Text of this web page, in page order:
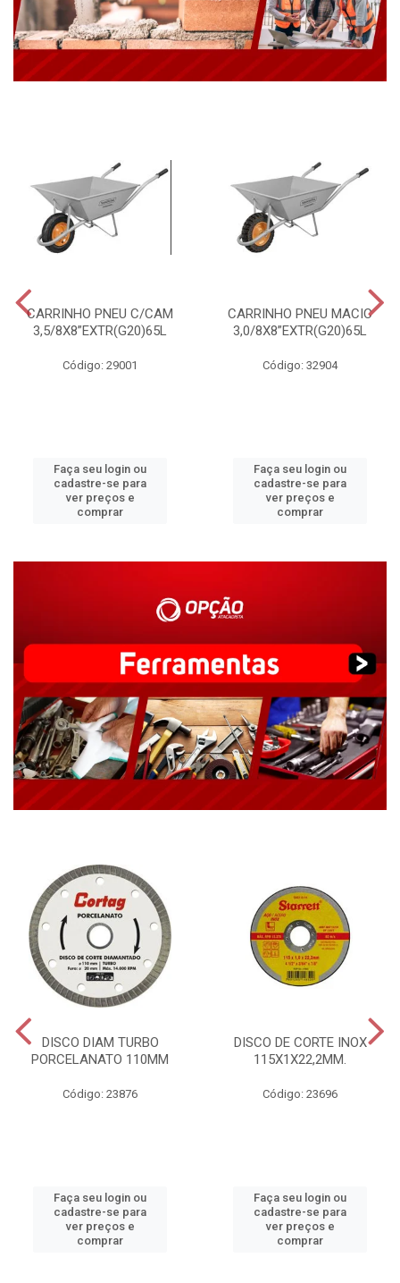
CARRINHO PNEU C/CAM
3,5/8X8”EXTR(G20)65L
Código: 29001
Faça seu login ou
cadastre-se para
ver preços e
comprar
CARRINHO PNEU MACIC
3,0/8X8”EXTR(G20)65L
Código: 32904
Faça seu login ou
cadastre-se para
ver preços e
comprar
DISCO DIAM TURBO
PORCELANATO 110MM
Código: 23876
Faça seu login ou
cadastre-se para
ver preços e
comprar
DISCO DE CORTE INOX
115X1X22,2MM.
Código: 23696
Faça seu login ou
cadastre-se para
ver preços e
comprar